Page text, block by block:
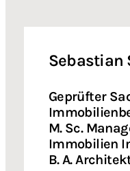
Sebastian
Geprüfter
M. Sc.
Immobilien
B. A.